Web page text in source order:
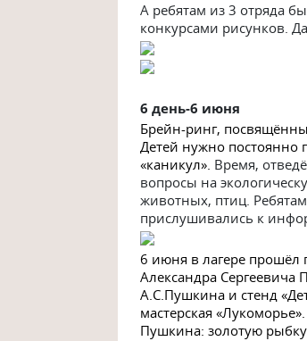
А ребятам из 3 отряда
конкурсами рисунков.
6 день-6 июня
Брейн-ринг,
Детей нужно постоянно
«каникул». Время,
вопросы на
животных, птиц.
прислушивались к
6 июня в лагере прошёл
Александра Сергеевича
А.С.Пушкина и стенд
мастерская
Пушкина: золотую